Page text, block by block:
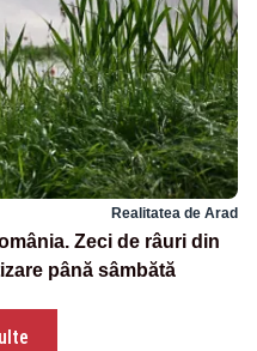
Realitatea de Arad
Zeci de râuri din
până sâmbătă